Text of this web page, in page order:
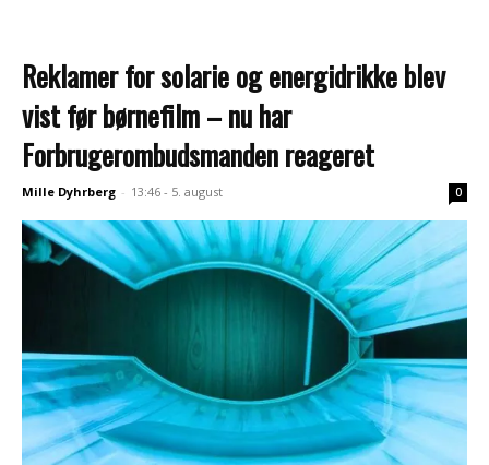
Reklamer for solarie og energidrikke blev
vist før børnefilm – nu har
Forbrugerombudsmanden reageret
Mille Dyhrberg - 13:46 - 5. august 0